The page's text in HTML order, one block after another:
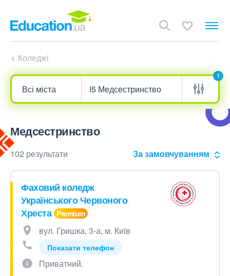
Коледжі
1
Медсестринство
102 результати За замовчуванням
Фаховий коледж
Українського Червоного
Хреста
вул. Гришка, 3-а, м. Київ
Показати телефон
Приватний.